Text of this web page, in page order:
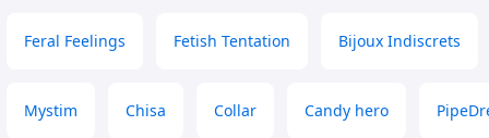
Feral Feelings Fetish Tentation Bijoux Indiscrets
Mystim Chisa Collar Candy hero